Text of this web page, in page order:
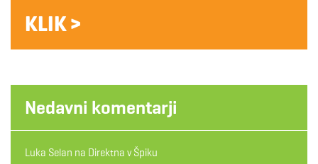
KLIK >
Nedavni komentarji
Luka Selan na Direktna v Špiku